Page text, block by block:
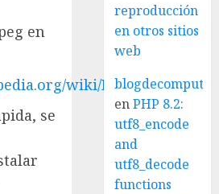
en
wiki/FFmpeg
se
reproducción
en otros sitios
web
enPHP 8.2:
utf8_encode
and
utf8_decode
functions